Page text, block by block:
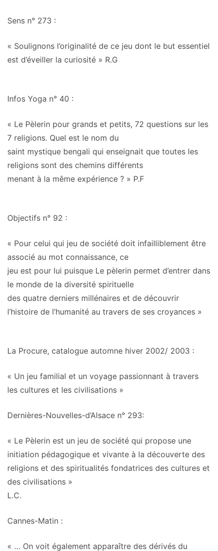
Sens n° 273 :
« Soulignons l’originalité de ce jeu dont le but essentiel
est d’éveiller la curiosité » R.G
Infos Yoga n° 40 :
« Le Pèlerin pour grands et petits, 72 questions sur les
7 religions. Quel est le nom du
saint mystique bengali qui enseignait que toutes les
religions sont des chemins différents
menant à la même expérience ? » P.F
Objectifs n° 92 :
« Pour celui qui jeu de société doit infailliblement être
associé au mot connaissance, ce
jeu est pour lui puisque Le pèlerin permet d’entrer dans
le monde de la diversité spirituelle
des quatre derniers millénaires et de découvrir
l’histoire de l’humanité au travers de ses croyances »
La Procure, catalogue automne hiver 2002/ 2003 :
« Un jeu familial et un voyage passionnant à travers
les cultures et les civilisations »
Dernières-Nouvelles-d’Alsace n° 293:
« Le Pèlerin est un jeu de société qui propose une
initiation pédagogique et vivante à la découverte des
religions et des spiritualités fondatrices des cultures et
des civilisations »
L.C.
Cannes-Matin :
« … On voit également apparaître des dérivés du